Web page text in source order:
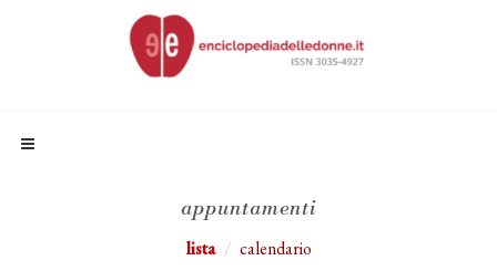
appuntamenti
lista calendario